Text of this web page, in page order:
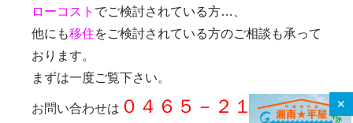
ローコスト でご検討されている方…、
他にも移住をご検討されている方のご相談も承って
おります。
まずは一度ご覧下さい。
お問い合わせは ０４６５－２１－１６
✕